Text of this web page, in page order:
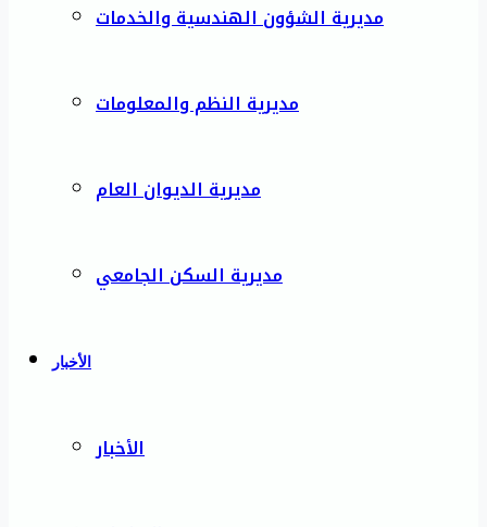
مديرية الشؤون الهندسية والخدمات
مديرية النظم والمعلومات
مديرية الديوان العام
مديرية السكن الجامعي
الأخبار
الأخبار